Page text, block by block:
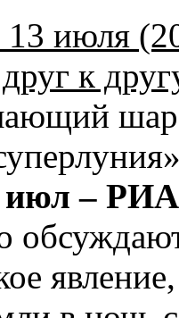
июля
к
– РИА